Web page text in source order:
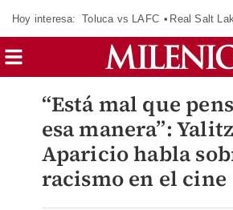
Hoy interesa: Toluca vs LAFC Real Salt
“Está mal que
esa manera”:
Aparicio habla
racismo en el cine